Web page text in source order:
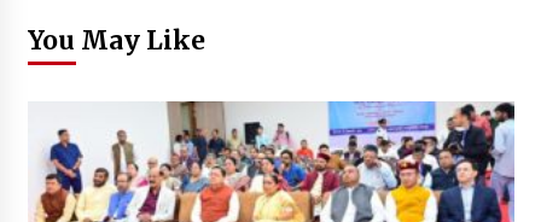
You May Like